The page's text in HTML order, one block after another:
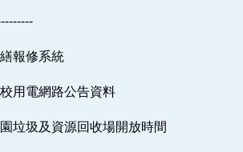
報修系統
用電網路公告資料
垃圾及資源回收場開放時間